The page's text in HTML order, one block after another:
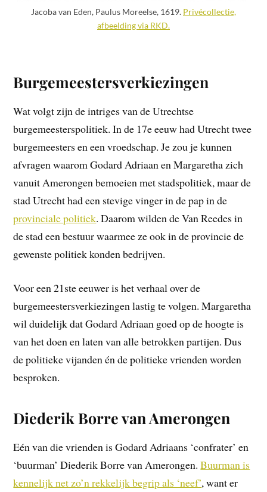
Jacoba van Eden, Paulus Moreelse, 1619. Privécollectie,
afbeelding via RKD.
Burgemeestersverkiezingen
Wat volgt zijn de intriges van de Utrechtse
burgemeesterspolitiek. In de 17e eeuw had Utrecht twee
burgemeesters en een vroedschap. Je zou je kunnen
afvragen waarom Godard Adriaan en Margaretha zich
vanuit Amerongen bemoeien met stadspolitiek, maar de
stad Utrecht had een stevige vinger in de pap in de
provincialepolitiek. Daarom wilden de Van Reedes in
de stad een bestuur waarmee ze ook in de provincie de
gewenste politiek konden bedrijven.
Voor een 21ste eeuwer is het verhaal over de
burgemeestersverkiezingen lastig te volgen. Margaretha
wil duidelijk dat Godard Adriaan goed op de hoogte is
van het doen en laten van alle betrokken partijen. Dus
de politieke vijanden én de politieke vrienden worden
besproken.
Diederik Borre van Amerongen
Eén van die vrienden is Godard Adriaans ‘confrater’ en
‘buurman’ Diederik Borre van Amerongen.Buurman is
kennelijk net zo’n rekkelijk begrip als ‘neef’, want er